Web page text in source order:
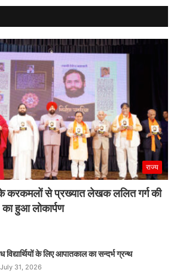
राज्य
के करकमलों से प्रख्यात लेखक ललित गर्ग की
का हुआ लोकार्पण
विद्यार्थियों के लिए आपातकाल का सन्दर्भ ग्रन्थ
July 31, 2026